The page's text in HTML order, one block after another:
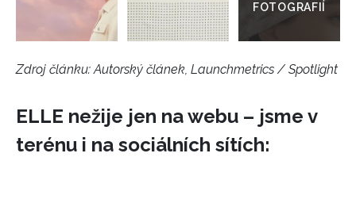
Zdroj článku:Autorský článek, Launchmetrics / Spotlight
ELLE nežije jen na webu – jsme v
terénu i na sociálních sítích: